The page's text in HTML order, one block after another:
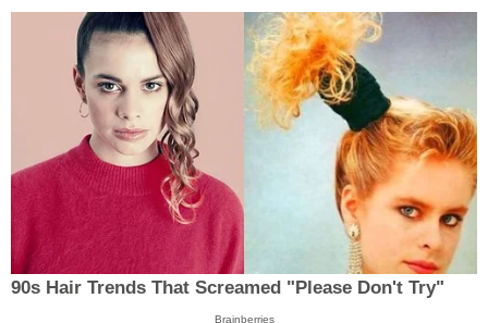
90s Hair Trends That Screamed "Please Don't Try"
Brainberries